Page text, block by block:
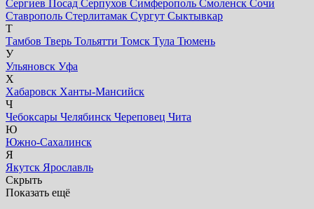
Сергиев Посад Серпухов Симферополь Смоленск Сочи
Ставрополь Стерлитамак Сургут Сыктывкар
Т
Тамбов Тверь Тольятти Томск Тула Тюмень
У
Ульяновск Уфа
Х
Хабаровск Ханты-Мансийск
Ч
Чебоксары Челябинск Череповец Чита
Ю
Южно-Сахалинск
Я
Якутск Ярославль
Скрыть
Показать ещё